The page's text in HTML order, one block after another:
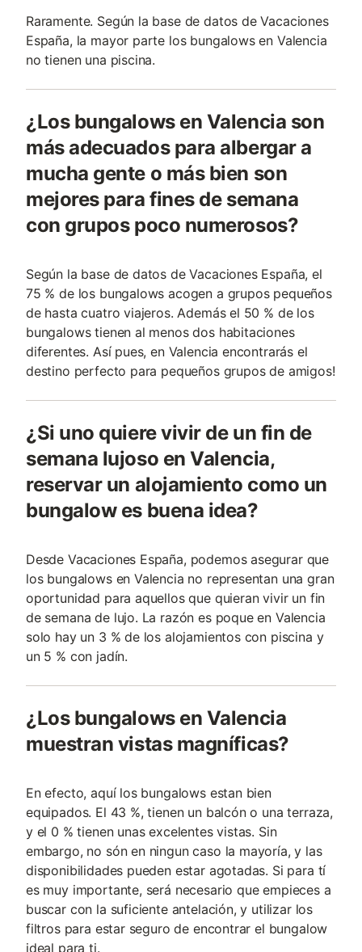
Raramente. Según la base de datos de Vacaciones
España, la mayor parte los bungalows en Valencia
no tienen una piscina.
¿Los bungalows en Valencia son
más adecuados para albergar a
mucha gente o más bien son
mejores para fines de semana
con grupos poco numerosos?
Según la base de datos de Vacaciones España, el
75 % de los bungalows acogen a grupos pequeños
de hasta cuatro viajeros. Además el 50 % de los
bungalows tienen al menos dos habitaciones
diferentes. Así pues, en Valencia encontrarás el
destino perfecto para pequeños grupos de amigos!
¿Si uno quiere vivir de un fin de
semana lujoso en Valencia,
reservar un alojamiento como un
bungalow es buena idea?
Desde Vacaciones España, podemos asegurar que
los bungalows en Valencia no representan una gran
oportunidad para aquellos que quieran vivir un fin
de semana de lujo. La razón es poque en Valencia
solo hay un 3 % de los alojamientos con piscina y
un 5 % con jadín.
¿Los bungalows en Valencia
muestran vistas magníficas?
En efecto, aquí los bungalows estan bien
equipados. El 43 %, tienen un balcón o una terraza,
y el 0 % tienen unas excelentes vistas. Sin
embargo, no són en ningun caso la mayoría, y las
disponibilidades pueden estar agotadas. Si para tí
es muy importante, será necesario que empieces a
buscar con la suficiente antelación, y utilizar los
filtros para estar seguro de encontrar el bungalow
ideal para ti.